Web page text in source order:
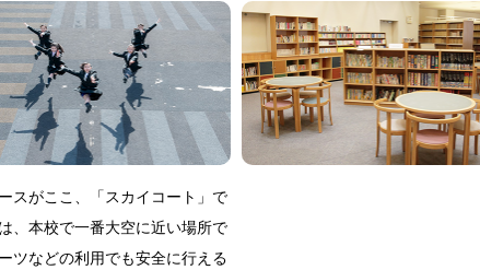
スがここ、「スカイコート」で
、本校で一番大空に近い場所で
ツなどの利用でも安全に行える